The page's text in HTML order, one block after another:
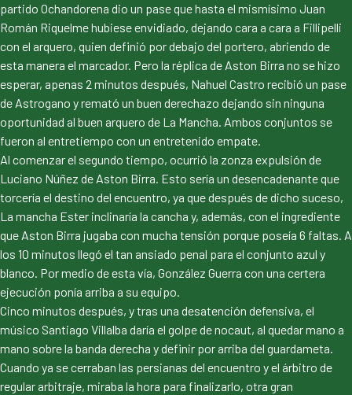
partido Ochandorena dio un pase que hasta el mismísimo Juan
Román Riquelme hubiese envidiado, dejando cara a cara a Fillipelli
con el arquero, quien definió por debajo del portero, abriendo de
esta manera el marcador. Pero la réplica de Aston Birra no se hizo
esperar, apenas 2 minutos después, Nahuel Castro recibió un pase
de Astrogano y remató un buen derechazo dejando sin ninguna
oportunidad al buen arquero de La Mancha. Ambos conjuntos se
fueron al entretiempo con un entretenido empate.
Al comenzar el segundo tiempo, ocurrió la zonza expulsión de
Luciano Núñez de Aston Birra. Esto sería un desencadenante que
torcería el destino del encuentro, ya que después de dicho suceso,
La mancha Ester inclinaría la cancha y, además, con el ingrediente
que Aston Birra jugaba con mucha tensión porque poseía 6 faltas. A
los 10 minutos llegó el tan ansiado penal para el conjunto azul y
blanco. Por medio de esta vía, González Guerra con una certera
ejecución ponía arriba a su equipo.
Cinco minutos después, y tras una desatención defensiva, el
músico Santiago Villalba daría el golpe de nocaut, al quedar mano a
mano sobre la banda derecha y definir por arriba del guardameta.
Cuando ya se cerraban las persianas del encuentro y el árbitro de
regular arbitraje, miraba la hora para finalizarlo, otra gran